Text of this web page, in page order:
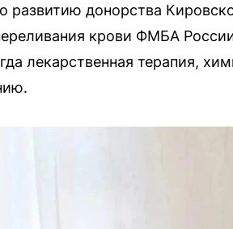
развитию донорства
крови ФМБА
лекарственная терапия,